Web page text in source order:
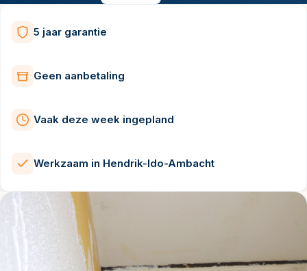
5 jaar garantie
Geen aanbetaling
Vaak deze week ingepland
Werkzaam in Hendrik-Ido-Ambacht